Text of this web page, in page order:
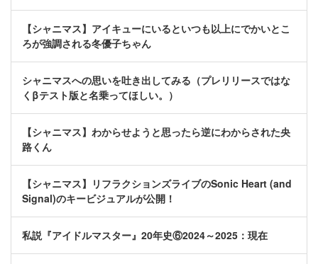
【シャニマス】アイキューにいるといつも以上にでかいとこ
ろが強調される冬優子ちゃん
シャニマスへの思いを吐き出してみる（プレリリースではな
くβテスト版と名乗ってほしい。）
【シャニマス】わからせようと思ったら逆にわからされた央
路くん
【シャニマス】リフラクションズライブのSonic Heart (and
Signal)のキービジュアルが公開！
私説『アイドルマスター』20年史⑥2024～2025：現在